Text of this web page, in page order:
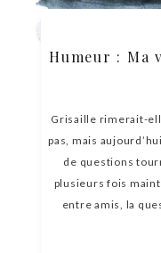
Humeur : Ma
Grisaille rimerait-
pas, mais
de questions
plusieurs fois
entre amis, la